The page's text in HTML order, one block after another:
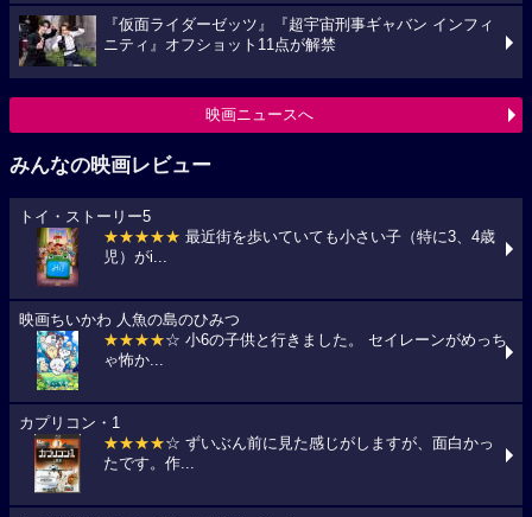
『仮面ライダーゼッツ』『超宇宙刑事ギャバン インフィ
ニティ』オフショット11点が解禁
映画ニュースへ
みんなの映画レビュー
トイ・ストーリー5
★★★★★ 最近街を歩いていても小さい子（特に3、4歳
児）がi...
映画ちいかわ 人魚の島のひみつ
★★★★☆ 小6の子供と行きました。 セイレーンがめっち
ゃ怖か...
カプリコン・1
★★★★☆ ずいぶん前に見た感じがしますが、面白かっ
たです。作...